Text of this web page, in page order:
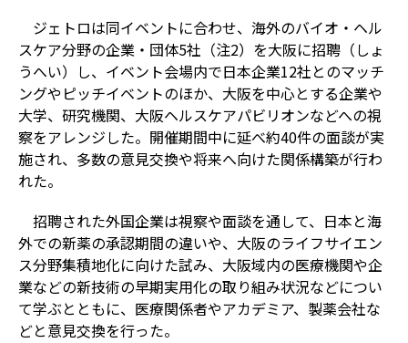
ジェトロは同イベントに合わせ、海外のバイオ・ヘル
スケア分野の企業・団体5社（注2）を大阪に招聘（しょ
うへい）し、イベント会場内で日本企業12社とのマッチ
ングやピッチイベントのほか、大阪を中心とする企業や
大学、研究機関、大阪ヘルスケアパビリオンなどへの視
察をアレンジした。開催期間中に延べ約40件の面談が実
施され、多数の意見交換や将来へ向けた関係構築が行わ
れた。
招聘された外国企業は視察や面談を通して、日本と海
外での新薬の承認期間の違いや、大阪のライフサイエン
ス分野集積地化に向けた試み、大阪域内の医療機関や企
業などの新技術の早期実用化の取り組み状況などについ
て学ぶとともに、医療関係者やアカデミア、製薬会社な
どと意見交換を行った。